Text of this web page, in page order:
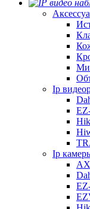
Ip
Ip